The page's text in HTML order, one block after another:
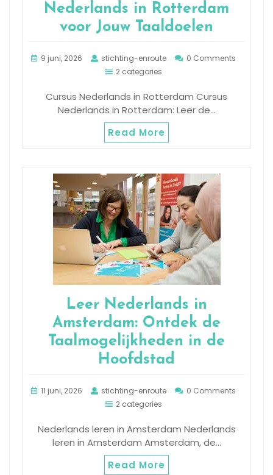
Nederlands in Rotterdam
voor Jouw Taaldoelen
9 juni, 2026 stichting-enroute
0 Comments
2 categories
Cursus Nederlands in Rotterdam Cursus
Nederlands in Rotterdam: Leer de…
Read More
Leer Nederlands in
Amsterdam: Ontdek de
Taalmogelijkheden in de
Hoofdstad
11 juni, 2026 stichting-enroute
0 Comments
2 categories
Nederlands leren in Amsterdam Nederlands
leren in Amsterdam Amsterdam, de…
Read More